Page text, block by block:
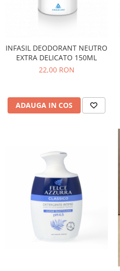
INFASIL DEODORANT NEUTRO
EXTRA DELICATO 150ML
22,00 RON
ADAUGA IN COS